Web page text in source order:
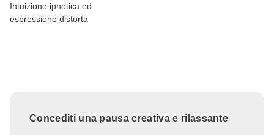
Intuizione ipnotica ed
espressione distorta
Concediti una pausa creativa e rilassante